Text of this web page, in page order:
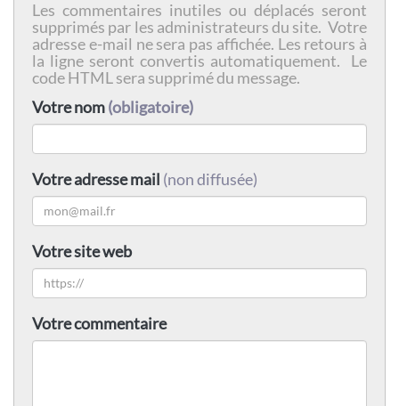
Les commentaires inutiles ou déplacés seront
supprimés par les administrateurs du site. Votre
adresse e-mail ne sera pas affichée. Les retours à
la ligne seront convertis automatiquement. Le
code HTML sera supprimé du message.
Votre nom(obligatoire)
Votre adresse mail (non diffusée)
Votre site web
Votre commentaire